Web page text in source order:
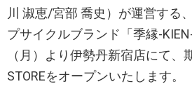
川 淑恵/宮部 喬史）が運営する
プサイクルブランド「季縁-
（月）より伊勢丹新宿店にて、
STOREをオープンいたします。